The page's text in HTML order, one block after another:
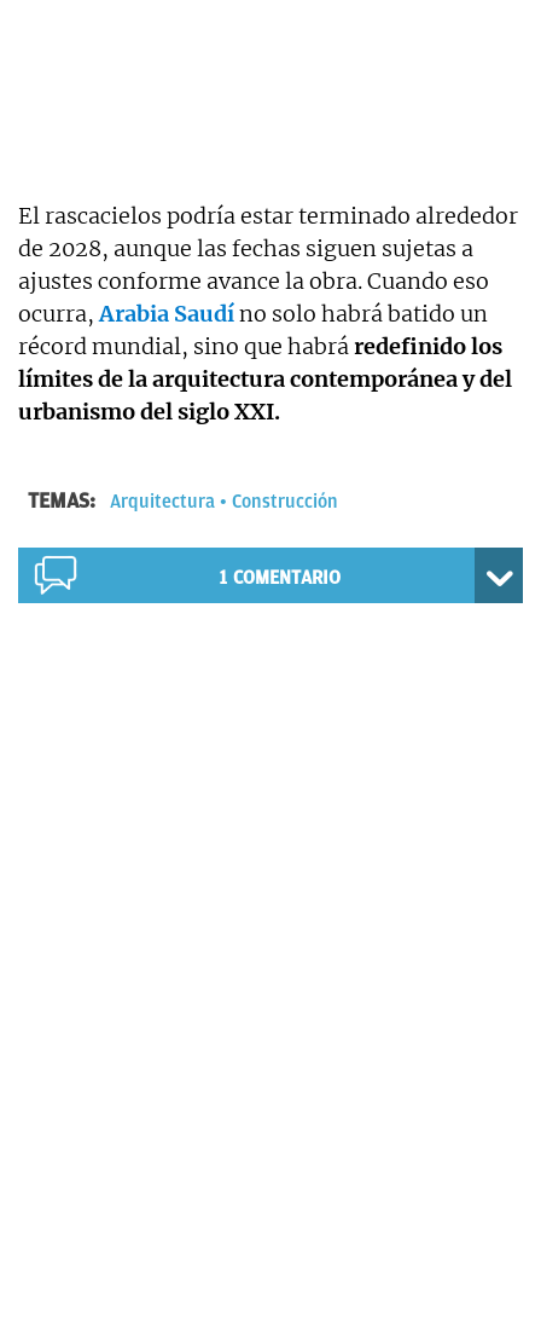
El rascacielos podría estar terminado alrededor
de 2028, aunque las fechas siguen sujetas a
ajustes conforme avance la obra. Cuando eso
ocurra,Arabia Saudíno solo habrá batido un
récord mundial, sino que habráredefinido los
límites de la arquitectura contemporánea y del
urbanismo del siglo XXI.
TEMAS: Arquitectura Construcción
1 COMENTARIO